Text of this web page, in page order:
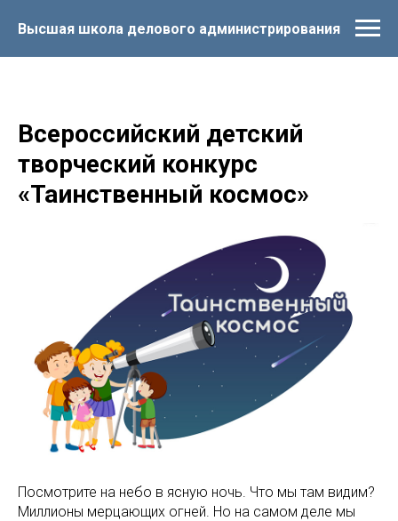
Высшая школа делового администрирования
Всероссийский детский
творческий конкурс
«Таинственный космос»
Посмотрите на небо в ясную ночь. Что мы там видим?
Миллионы мерцающих огней. Но на самом деле мы